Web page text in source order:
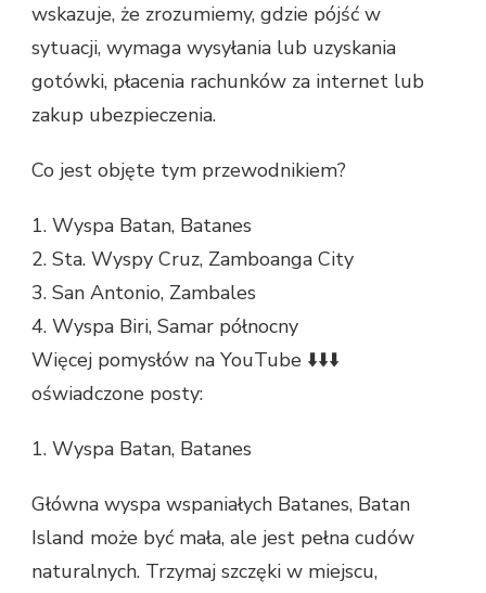
wskazuje, że zrozumiemy, gdzie pójść w
sytuacji, wymaga wysyłania lub uzyskania
gotówki, płacenia rachunków za internet lub
zakup ubezpieczenia.
Co jest objęte tym przewodnikiem?
1. Wyspa Batan, Batanes
2. Sta. Wyspy Cruz, Zamboanga City
3. San Antonio, Zambales
4. Wyspa Biri, Samar północny
Więcej pomysłów na YouTube ⬇️⬇️⬇️
oświadczone posty:
1. Wyspa Batan, Batanes
Główna wyspa wspaniałych Batanes, Batan
Island może być mała, ale jest pełna cudów
naturalnych. Trzymaj szczęki w miejscu,